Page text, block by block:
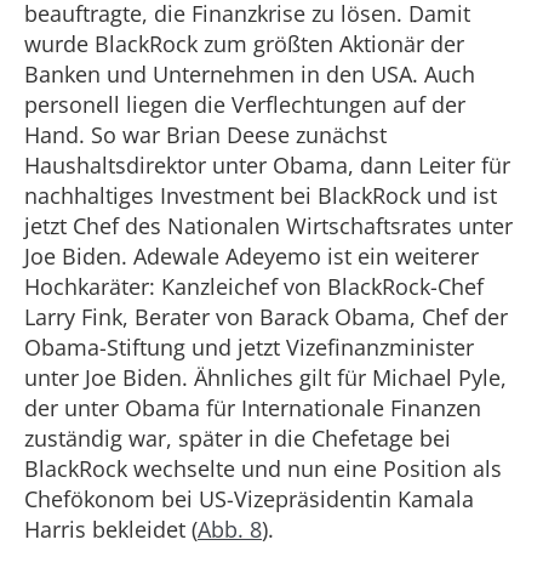
beauftragte, die Finanzkrise zu lösen. Damit
wurde BlackRock zum größten Aktionär der
Banken und Unternehmen in den USA. Auch
personell liegen die Verflechtungen auf der
Hand. So war Brian Deese zunächst
Haushaltsdirektor unter Obama, dann Leiter für
nachhaltiges Investment bei BlackRock und ist
jetzt Chef des Nationalen Wirtschaftsrates unter
Joe Biden. Adewale Adeyemo ist ein weiterer
Hochkaräter: Kanzleichef von BlackRock-Chef
Larry Fink, Berater von Barack Obama, Chef der
Obama-Stiftung und jetzt Vizefinanzminister
unter Joe Biden. Ähnliches gilt für Michael Pyle,
der unter Obama für Internationale Finanzen
zuständig war, später in die Chefetage bei
BlackRock wechselte und nun eine Position als
Chefökonom bei US-Vizepräsidentin Kamala
Harris bekleidet (Abb. 8).